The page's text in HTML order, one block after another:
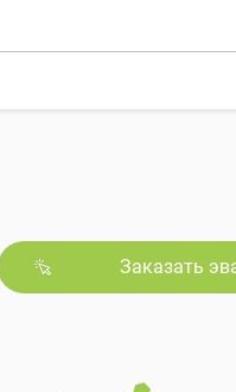
Заказать